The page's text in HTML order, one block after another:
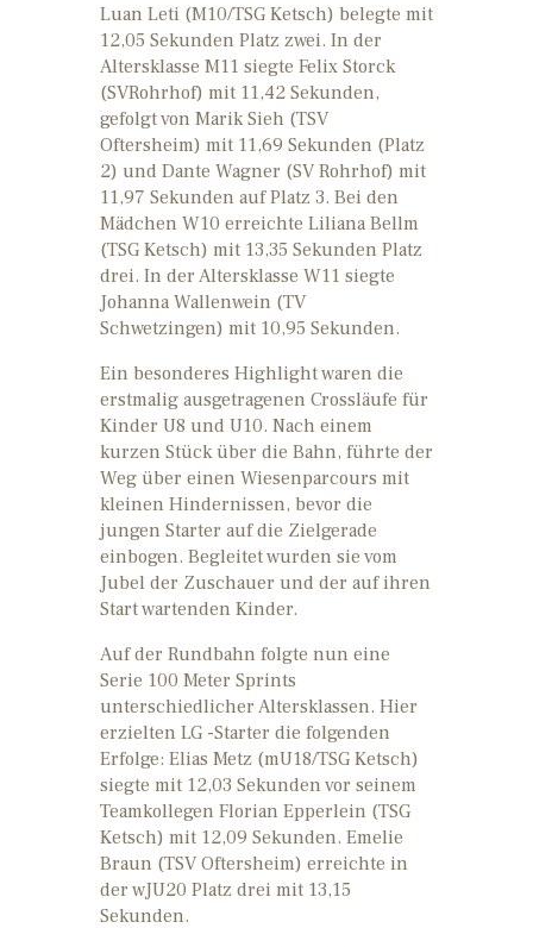
Luan Leti (M10/TSG Ketsch) belegte mit
12,05 Sekunden Platz zwei. In der
Altersklasse M11 siegte Felix Storck
(SVRohrhof) mit 11,42 Sekunden,
gefolgt von Marik Sieh (TSV
Oftersheim) mit 11,69 Sekunden (Platz
2) und Dante Wagner (SV Rohrhof) mit
11,97 Sekunden auf Platz 3. Bei den
Mädchen W10 erreichte Liliana Bellm
(TSG Ketsch) mit 13,35 Sekunden Platz
drei. In der Altersklasse W11 siegte
Johanna Wallenwein (TV
Schwetzingen) mit 10,95 Sekunden.
Ein besonderes Highlight waren die
erstmalig ausgetragenen Crossläufe für
Kinder U8 und U10. Nach einem
kurzen Stück über die Bahn, führte der
Weg über einen Wiesenparcours mit
kleinen Hindernissen, bevor die
jungen Starter auf die Zielgerade
einbogen. Begleitet wurden sie vom
Jubel der Zuschauer und der auf ihren
Start wartenden Kinder.
Auf der Rundbahn folgte nun eine
Serie 100 Meter Sprints
unterschiedlicher Altersklassen. Hier
erzielten LG -Starter die folgenden
Erfolge: Elias Metz (mU18/TSG Ketsch)
siegte mit 12,03 Sekunden vor seinem
Teamkollegen Florian Epperlein (TSG
Ketsch) mit 12,09 Sekunden. Emelie
Braun (TSV Oftersheim) erreichte in
der wJU20 Platz drei mit 13,15
Sekunden.